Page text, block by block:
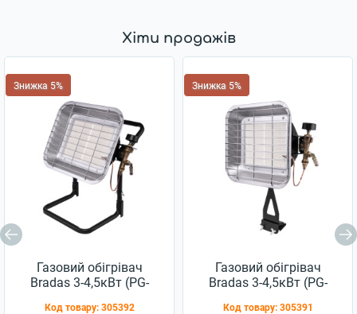
Хіти продажів
Знижка 5%
Газовий обігрівач
Bradas 3-4,5кВт (PG-
Код товару: 305392
Знижка 5%
Газовий обігрівач
Bradas 3-4,5кВт (PG-
Код товару: 305391